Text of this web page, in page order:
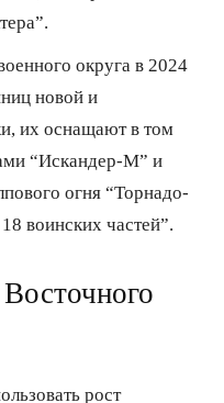
округа в 2024
новой и
их оснащают в том
“Искандер-М” и
огня “Торнадо-
18 воинских частей”.
рост